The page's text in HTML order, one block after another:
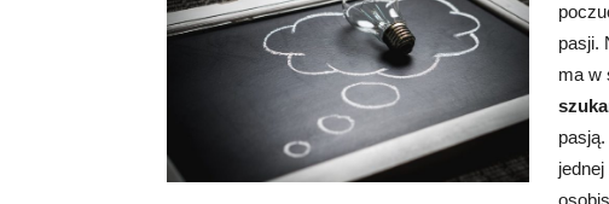
pasji.
ma w